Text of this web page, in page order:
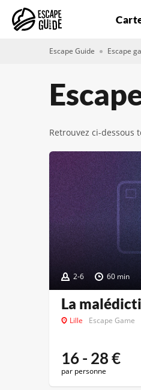
Escape Guide Escape
Retrouvez ci-dessous
2-6 60 min
La
Lille Escape Game
16 - 28€
par personne